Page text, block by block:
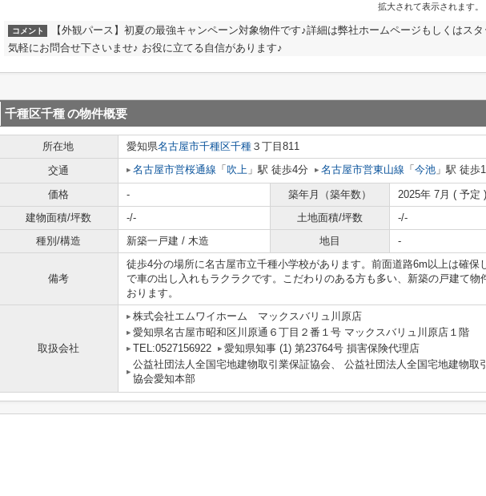
拡大されて表示されます。
コメント
【外観パース】初夏の最強キャンペーン対象物件です♪詳細は弊社ホームページもしくはス
気軽にお問合せ下さいませ♪ お役に立てる自信があります♪
千種区千種の物件概要
所在地 愛知県名古屋市千種区千種 ３丁目811
交通
名古屋市営桜通線 「 吹上 」駅 徒歩4分 名古屋市営東山線 「 今池 」駅 徒歩
価格 - 築年月（築年数）
2025年 7月 ( 予定 )
建物面積/坪数
-/- 土地面積/坪数
-/-
種別/構造
新築一戸建 / 木造 地目 -
備考
徒歩4分の場所に名古屋市立千種小学校があります。前面道路6m以上は確保
で車の出し入れもラクラクです。こだわりのある方も多い、新築の戸建て物
おります。
取扱会社
株式会社エムワイホーム マックスバリュ川原店
愛知県名古屋市昭和区川原通６丁目２番１号 マックスバリュ川原店１階
TEL:0527156922
愛知県知事 (1) 第23764号 損害保険代理店
公益社団法人全国宅地建物取引業保証協会、 公益社団法人全国宅地建物取
協会愛知本部